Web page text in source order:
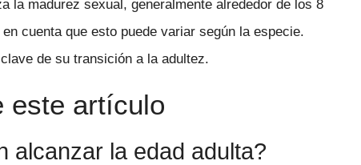
la madurez sexual, generalmente alrededor de los 8
cuenta que esto puede variar según la especie.
de su transición a la adultez.
este artículo
alcanzar la edad adulta?